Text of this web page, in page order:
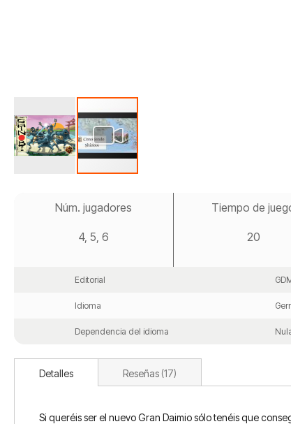
comienzoNúm. jugadores
4, 5, 6
Tiempo de
20
Editorial
Idioma
Dependencia del idioma
Detalles
Si queréis ser el nuevo Gran Daimio sólo tenéis que
Reseñas 17